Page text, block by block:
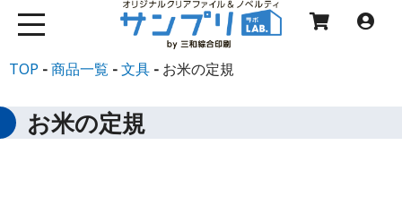
TOP 商品一覧 文具 お米の定規
お米の定規